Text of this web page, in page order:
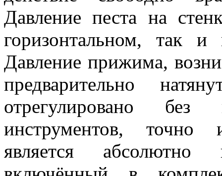
Давление песта на
горизонтальном, так и
Давление прижима,
предварительно
отрегулировано без
инструментов, точно
является абсолютно